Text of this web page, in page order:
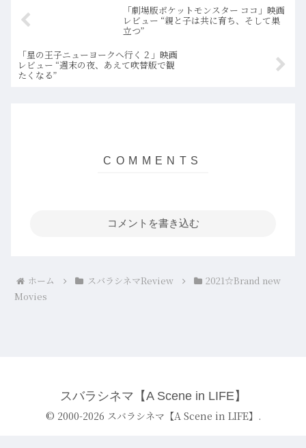
「劇場版ポケットモンスター ココ」映画
レビュー “親と子は共に育ち、そして巣
立つ”
「星の王子ニューヨークへ行く２」映画
レビュー “週末の夜、あえて吹替版で観
たくなる”
コメントを書き込む
ホーム スバラシネマReview
2021☆Brand new
Movies
スバラシネマ【A Scene in LIFE】
© 2000-2026 スバラシネマ【A Scene in LIFE】.